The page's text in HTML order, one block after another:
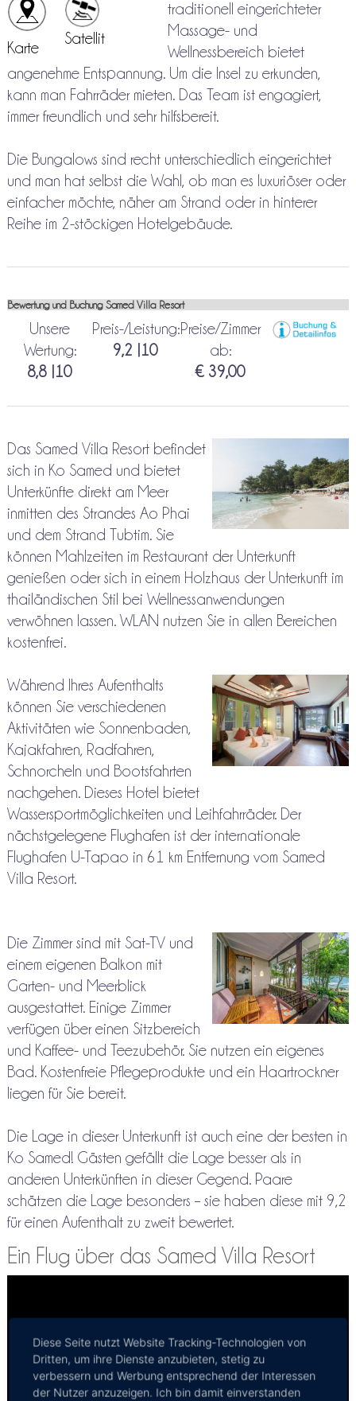
Karte
Satellit
traditionell eingerichteter
Massage- und
Wellnessbereich bietet
angenehme Entspannung. Um die Insel zu erkunden,
kann man Fahrräder mieten. Das Team ist engagiert,
immer freundlich und sehr hilfsbereit.
Die Bungalows sind recht unterschiedlich eingerichtet
und man hat selbst die Wahl, ob man es luxuriöser oder
einfacher möchte, näher am Strand oder in hinterer
Reihe im 2-stöckigen Hotelgebäude.
Bewertung und Buchung Samed Villa Resort
Unsere
Wertung:
8,8 |10
Preis-/Leistung:
9,2 |10
Preise/Zimmer
ab:
€ 39,00
Das Samed Villa Resort befindet
sich in Ko Samed und bietet
Unterkünfte direkt am Meer
inmitten des Strandes Ao Phai
und dem Strand Tubtim. Sie
können Mahlzeiten im Restaurant der Unterkunft
genießen oder sich in einem Holzhaus der Unterkunft im
thailändischen Stil bei Wellnessanwendungen
verwöhnen lassen. WLAN nutzen Sie in allen Bereichen
kostenfrei.
Während Ihres Aufenthalts
können Sie verschiedenen
Aktivitäten wie Sonnenbaden,
Kajakfahren, Radfahren,
Schnorcheln und Bootsfahrten
nachgehen. Dieses Hotel bietet
Wassersportmöglichkeiten und Leihfahrräder. Der
nächstgelegene Flughafen ist der internationale
Flughafen U-Tapao in 61 km Entfernung vom Samed
Villa Resort.
Die Zimmer sind mit Sat-TV und
einem eigenen Balkon mit
Garten- und Meerblick
ausgestattet. Einige Zimmer
verfügen über einen Sitzbereich
und Kaffee- und Teezubehör. Sie nutzen ein eigenes
Bad. Kostenfreie Pflegeprodukte und ein Haartrockner
liegen für Sie bereit.
Die Lage in dieser Unterkunft ist auch eine der besten in
Ko Samed! Gästen gefällt die Lage besser als in
anderen Unterkünften in dieser Gegend. Paare
schätzen die Lage besonders – sie haben diese mit 9,2
für einen Aufenthalt zu zweit bewertet.
Ein Flug über das Samed Villa Resort
Diese Seite nutzt Website Tracking-Technologien von
Dritten, um ihre Dienste anzubieten, stetig zu
verbessern und Werbung entsprechend der Interessen
der Nutzer anzuzeigen. Ich bin damit einverstanden